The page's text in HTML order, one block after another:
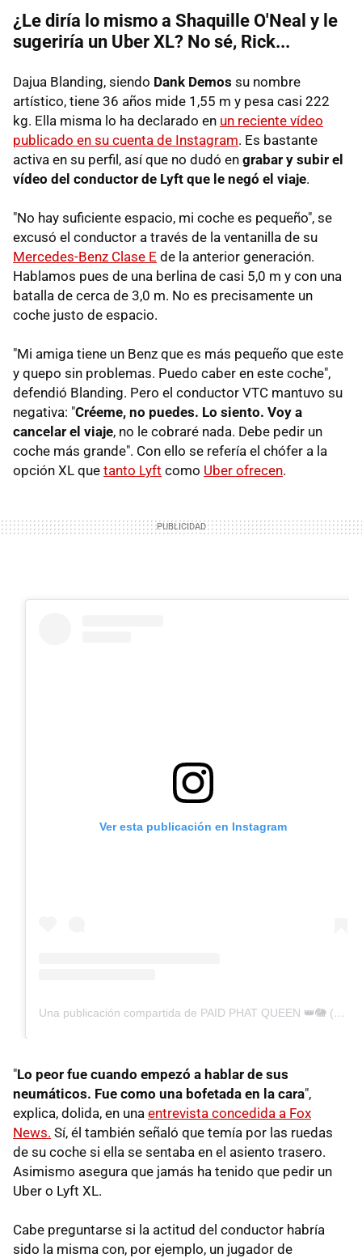
¿Le diría lo mismo a Shaquille O'Neal y le
sugeriría un Uber XL? No sé, Rick...
Dajua Blanding, siendo Dank Demos su nombre
artístico, tiene 36 años mide 1,55 m y pesa casi 222
kg. Ella misma lo ha declarado en un reciente vídeo
publicado en su cuenta de Instagram. Es bastante
activa en su perfil, así que no dudó en grabar y subir el
vídeo del conductor de Lyft que le negó el viaje.
"No hay suficiente espacio, mi coche es pequeño", se
excusó el conductor a través de la ventanilla de su
Mercedes-Benz Clase E de la anterior generación.
Hablamos pues de una berlina de casi 5,0 m y con una
batalla de cerca de 3,0 m. No es precisamente un
coche justo de espacio.
"Mi amiga tiene un Benz que es más pequeño que este
y quepo sin problemas. Puedo caber en este coche",
defendió Blanding. Pero el conductor VTC mantuvo su
negativa: "Créeme, no puedes. Lo siento. Voy a
cancelar el viaje, no le cobraré nada. Debe pedir un
coche más grande". Con ello se refería el chófer a la
opción XL que tanto Lyft como Uber ofrecen.
Ver esta publicación en Instagram
Una publicación compartida de PAID PHAT QUEEN 👑🐘 (@dankdemoss)
"Lo peor fue cuando empezó a hablar de sus
neumáticos. Fue como una bofetada en la cara",
explica, dolida, en una entrevista concedida a Fox
News. Sí, él también señaló que temía por las ruedas
de su coche si ella se sentaba en el asiento trasero.
Asimismo asegura que jamás ha tenido que pedir un
Uber o Lyft XL.
Cabe preguntarse si la actitud del conductor habría
sido la misma con, por ejemplo, un jugador de